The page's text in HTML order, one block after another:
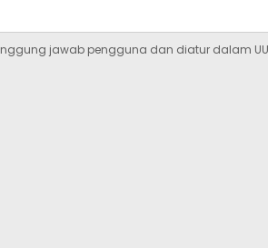
jawab pengguna dan diatur dalam UU